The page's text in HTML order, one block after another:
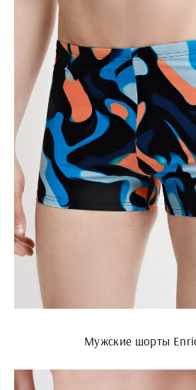
Мужские шорты